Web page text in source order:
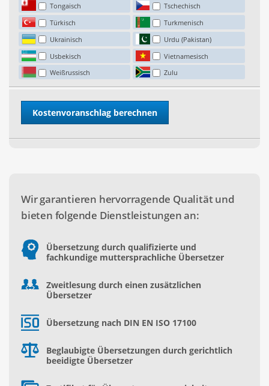
Tongaisch
Tschechisch
Türkisch
Turkmenisch
Ukrainisch
Urdu (Pakistan)
Usbekisch
Vietnamesisch
Weißrussisch
Zulu
Wir garantieren hervorragende Qualität und
bieten folgende Dienstleistungen an:
Übersetzung durch qualifizierte und
fachkundige muttersprachliche Übersetzer
Zweitlesung durch einen zusätzlichen
Übersetzer
Übersetzung nach DIN EN ISO 17100
Beglaubigte Übersetzungen durch gerichtlich
beeidigte Übersetzer